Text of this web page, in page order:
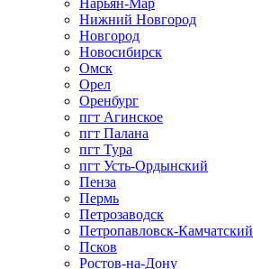
Нижний Новгород
Новгород
Новосибирск
Омск
Орел
Оренбург
пгт Агинское
пгт Палана
пгт Тура
пгт Усть-Ордынский
Пенза
Пермь
Петрозаводск
Петропавловск-Камчатский
Псков
Ростов-на-Дону